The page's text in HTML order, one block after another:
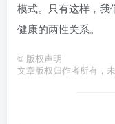
模式。只有这样，我
健康的两性关系。
© 版权声明
文章版权归作者所有，